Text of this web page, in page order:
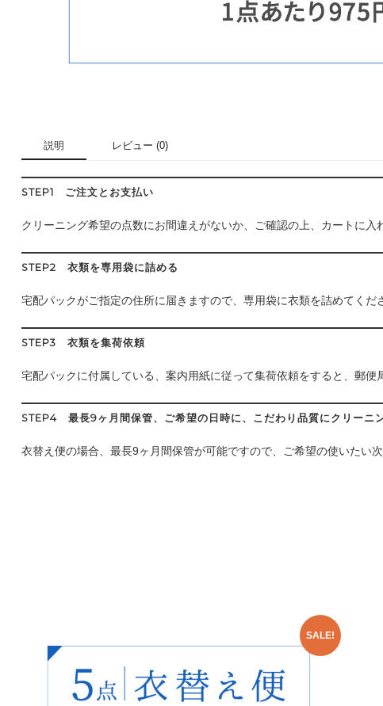
説明 レビュー (0)
STEP1 ご注文とお支払い
クリーニング希望の点数にお間違えがないか、ご確認の上、カートに
STEP2 衣類を専用袋に詰める
宅配パックがご指定の住所に届きますので、専用袋に衣類を詰めてくだ
STEP3 衣類を集荷依頼
宅配パックに付属している、案内用紙に従って集荷依頼をすると、郵便
STEP4 最長9ヶ月間保管、ご希望の日時に、こだわり品質にクリーニ
衣替え便の場合、最長9ヶ月間保管が可能ですので、ご希望の使いたい
SALE!